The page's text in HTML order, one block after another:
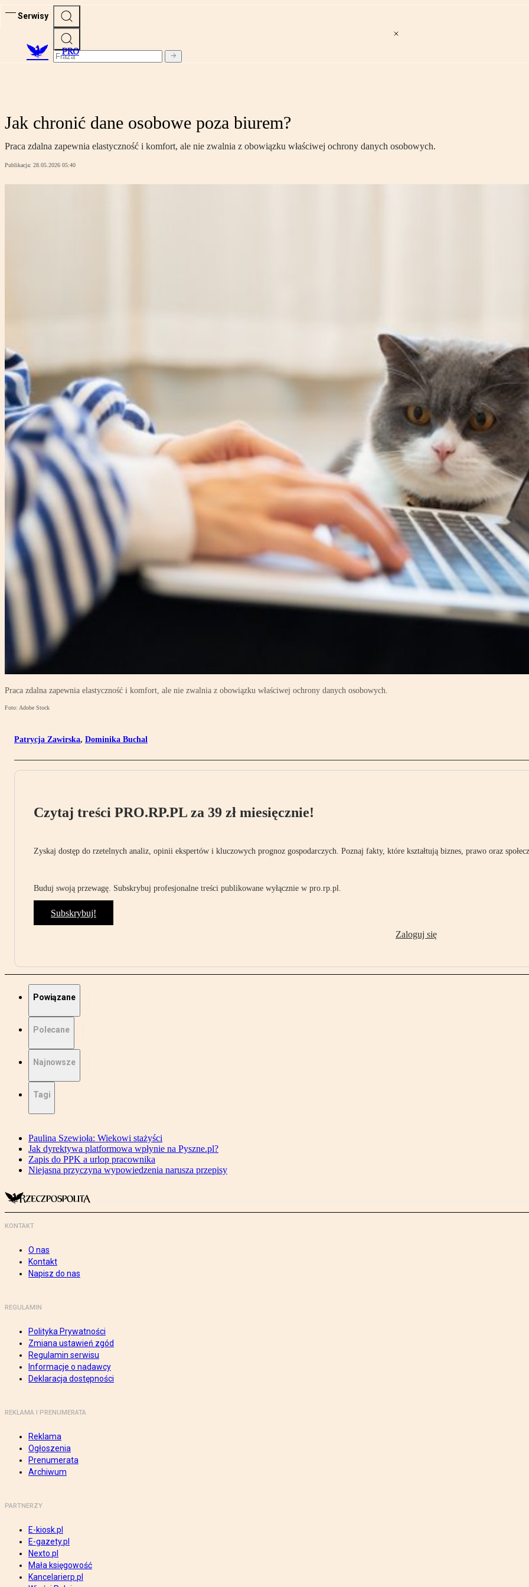
Serwisy
PRO
Jak chronić dane osobowe poza biurem?
Praca zdalna zapewnia elastyczność i komfort, ale nie zwalnia z obowiązku właściwej ochrony danych osobowych.
Publikacja: 28.05.2026 05:40
Praca zdalna zapewnia elastyczność i komfort, ale nie zwalnia z obowiązku właściwej ochrony danych osobowych.
Foto: Adobe Stock
Patrycja Zawirska, Dominika Buchal
Czytaj treści PRO.RP.PL za 39 zł miesięcznie!
Zyskaj dostęp do rzetelnych analiz, opinii ekspertów i kluczowych prognoz gospodarczych. Poznaj fakty, które kształtują biznes, prawo oraz
Buduj swoją przewagę. Subskrybuj profesjonalne treści publikowane wyłącznie w pro.rp.pl.
Subskrybuj!
Zaloguj się
Powiązane
Polecane
Najnowsze
Tagi
Paulina Szewioła: Wiekowi stażyści
Jak dyrektywa platformowa wpłynie na Pyszne.pl?
Zapis do PPK a urlop pracownika
Niejasna przyczyna wypowiedzenia narusza przepisy
KONTAKT
O nas
Kontakt
Napisz do nas
REGULAMIN
Polityka Prywatności
Zmiana ustawień zgód
Regulamin serwisu
Informacje o nadawcy
Deklaracja dostępności
REKLAMA I PRENUMERATA
Reklama
Ogłoszenia
Prenumerata
Archiwum
PARTNERZY
E-kiosk.pl
E-gazety.pl
Nexto.pl
Mała księgowość
Kancelarierp.pl